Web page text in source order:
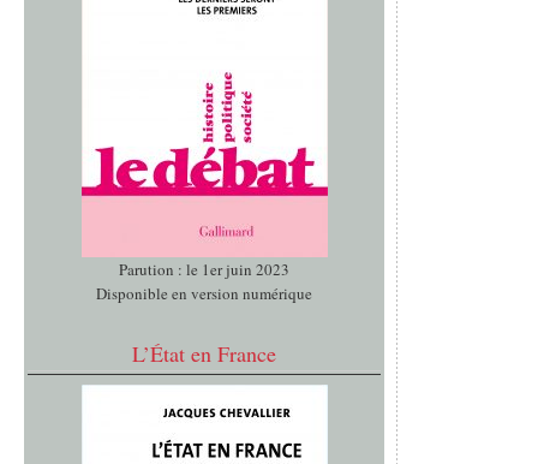
Parution : le 1er juin 2023
Disponible en version numérique
L’État en France